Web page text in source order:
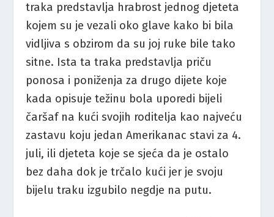
traka predstavlja hrabrost jednog djeteta
kojem su je vezali oko glave kako bi bila
vidljiva s obzirom da su joj ruke bile tako
sitne. Ista ta traka predstavlja priču
ponosa i poniženja za drugo dijete koje
kada opisuje težinu bola uporedi bijeli
čaršaf na kući svojih roditelja kao najveću
zastavu koju jedan Amerikanac stavi za 4.
juli, ili djeteta koje se sjeća da je ostalo
bez daha dok je trčalo kući jer je svoju
bijelu traku izgubilo negdje na putu.